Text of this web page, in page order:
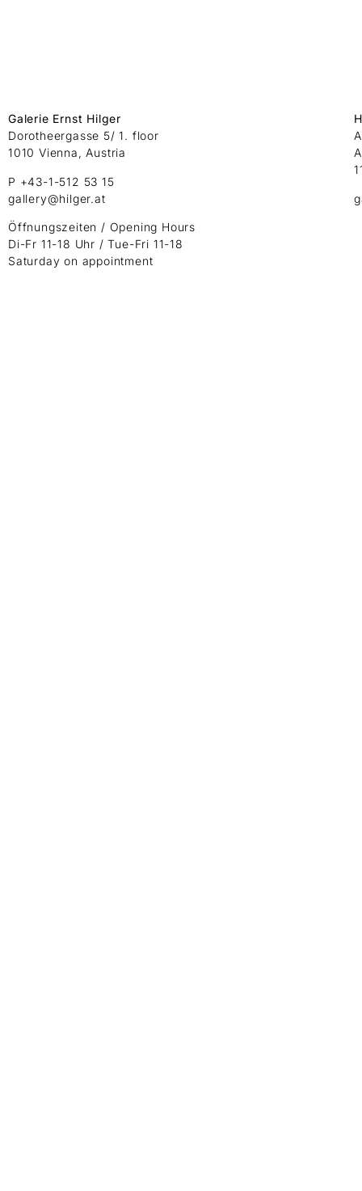
Galerie Ernst Hilger
Dorotheergasse 5/ 1. floor
1010 Vienna, Austria
P +43-1-512 53 15
gallery@hilger.at
Öffnungszeiten / Opening Hours
Di-Fr 11-18 Uhr / Tue-Fri 11-18
Saturday on appointment